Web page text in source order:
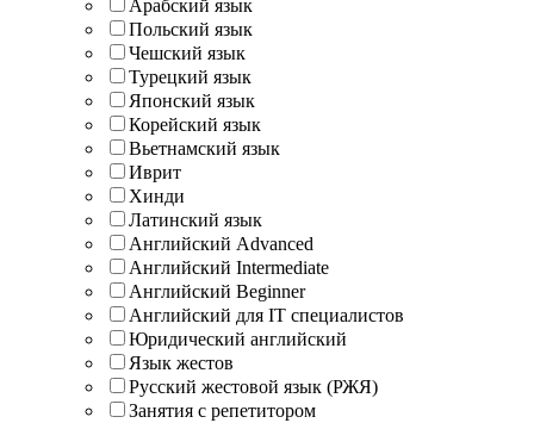
Арабский язык
Польский язык
Чешский язык
Турецкий язык
Японский язык
Корейский язык
Вьетнамский язык
Иврит
Хинди
Латинский язык
Английский Advanced
Английский Intermediate
Английский Beginner
Английский для IT специалистов
Юридический английский
Язык жестов
Русский жестовой язык (РЖЯ)
Занятия с репетитором